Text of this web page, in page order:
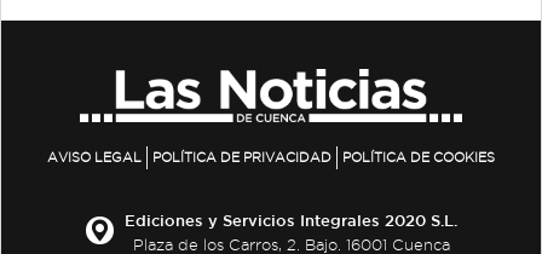
AVISO LEGAL POLÍTICA DE PRIVACIDAD POLÍTICA DE COOKIES
Ediciones y Servicios Integrales 2020 S.L.
Plaza de los Carros, 2. Bajo. 16001 Cuenca